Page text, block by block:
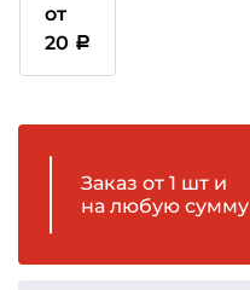
с
тиснением
от
20
Заказ от 1 шт и
на любую сумму